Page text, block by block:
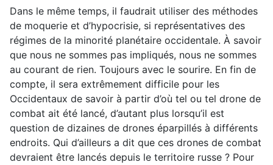
Dans le même temps, il faudrait utiliser des méthodes
de moquerie et d’hypocrisie, si représentatives des
régimes de la minorité planétaire occidentale. À savoir
que nous ne sommes pas impliqués, nous ne sommes
au courant de rien. Toujours avec le sourire. En fin de
compte, il sera extrêmement difficile pour les
Occidentaux de savoir à partir d’où tel ou tel drone de
combat ait été lancé, d’autant plus lorsqu’il est
question de dizaines de drones éparpillés à différents
endroits. Qui d’ailleurs a dit que ces drones de combat
devraient être lancés depuis le territoire russe ? Pour